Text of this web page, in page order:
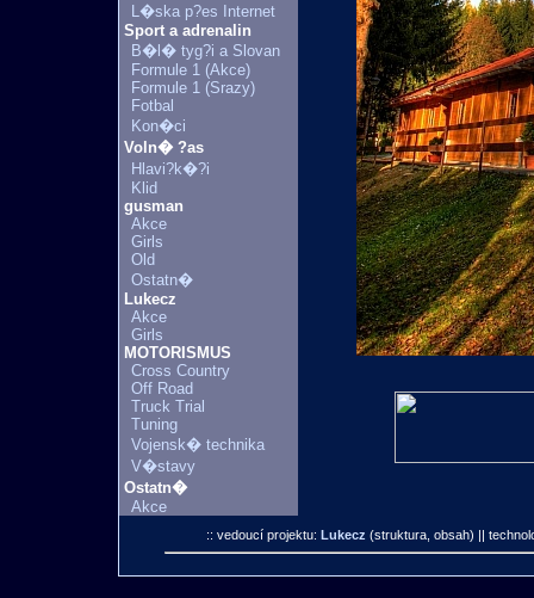
L�ska p?es Internet
Sport a adrenalin
B�l� tyg?i a Slovan
Formule 1 (Akce)
Formule 1 (Srazy)
Fotbal
Kon�ci
Voln� ?as
Hlavi?k�?i
Klid
gusman
Akce
Girls
Old
Ostatn�
Lukecz
Akce
Girls
MOTORISMUS
Cross Country
Off Road
Truck Trial
Tuning
Vojensk� technika
V�stavy
Ostatn�
Akce
:: vedoucí projektu: Lukecz (struktura, obsah) ||